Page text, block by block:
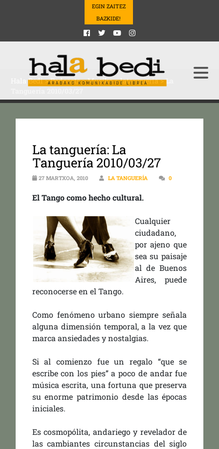
EGIN ZAITEZ
BAZKIDE!
Hala Bedi>Podcasts>Musika>latangueria>La
La tanguería: La
Tanguería 2010/03/27
27 MARTXOA, 2010 LA TANGUERÍA 0
El Tango como hecho cultural.
Cualquier
ciudadano,
por ajeno que
sea su paisaje
al de Buenos
Aires, puede
reconocerse en el Tango.
Como fenómeno urbano siempre señala
alguna dimensión temporal, a la vez que
marca ansiedades y nostalgias.
Si al comienzo fue un regalo “que se
escribe con los pies” a poco de andar fue
música escrita, una fortuna que preserva
su enorme patrimonio desde las épocas
iniciales.
Es cosmopólita, andariego y revelador de
las cambiantes circunstancias del siglo